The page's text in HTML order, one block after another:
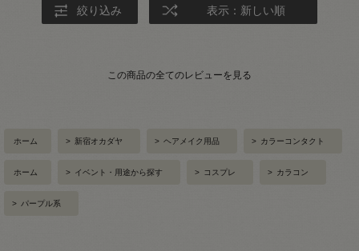
絞り込み 表示：新しい順
この商品の全てのレビューを見る
ホーム > 新宿オカダヤ > ヘアメイク用品 > カラーコンタクト
ホーム > イベント・用途から探す > コスプレ > カラコン
> パープル系